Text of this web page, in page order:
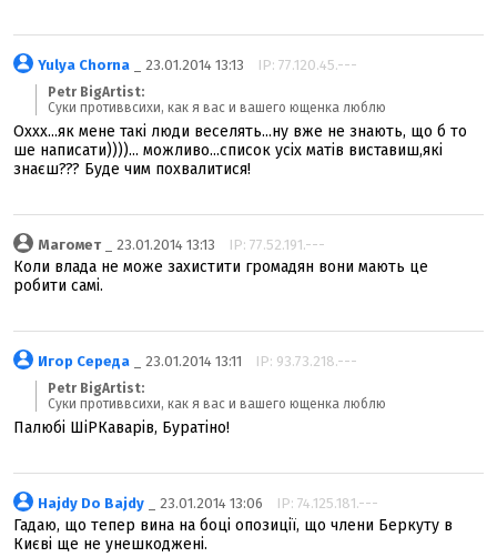
Yulya Chorna _ 23.01.2014 13:13 IP: 77.120.45.---
Petr BigArtist:
Cуки противвсихи, как я вас и вашего ющенка люблю
Оххх...як мене такі люди веселять...ну вже не знають, що б то
ше написати))))... можливо...список усіх матів виставиш,які
знаєш??? Буде чим похвалитися!
Магомет_ 23.01.2014 13:13 IP: 77.52.191.---
Коли влада не може захистити громадян вони мають це
робити самі.
Игор Середа _ 23.01.2014 13:11 IP: 93.73.218.---
Petr BigArtist:
Cуки противвсихи, как я вас и вашего ющенка люблю
Палюбі ШіРКаварів, Буратіно!
Hajdy Do Bajdy _ 23.01.2014 13:06 IP: 74.125.181.---
Гадаю, що тепер вина на боці опозиції, що члени Беркуту в
Києві ще не унешкоджені.